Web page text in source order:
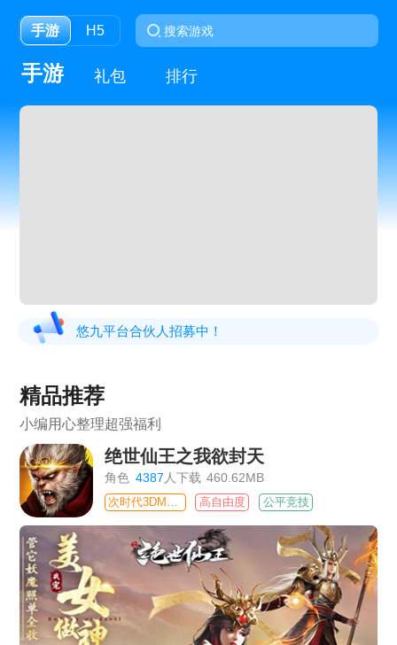
手游 H5
手游 礼包 排行
悠九平台合伙人招募中！
精品推荐
小编用心整理超强福利
绝世仙王之我欲封天
角色 4387人下载 460.62MB
高自由度 公平竞技